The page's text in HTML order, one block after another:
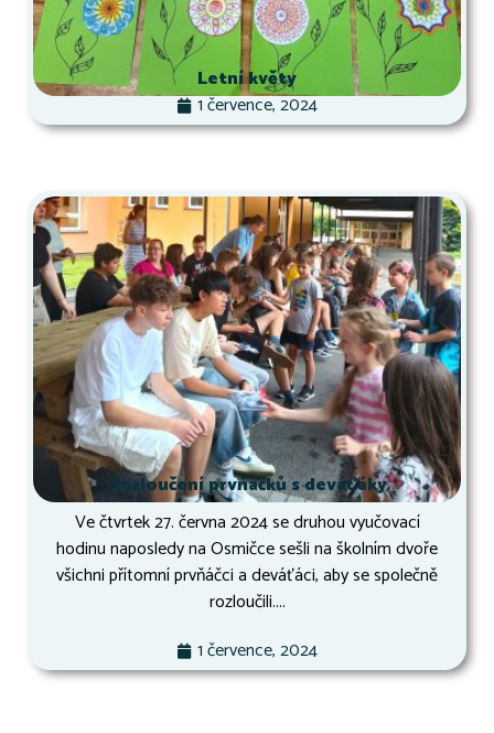
Letní květy
1 července, 2024
Rozloučení prvňáčků s deváťáky
Ve čtvrtek 27. června 2024 se druhou vyučovací
hodinu naposledy na Osmičce sešli na školním dvoře
všichni přítomní prvňáčci a deváťáci, aby se společně
rozloučili....
1 července, 2024